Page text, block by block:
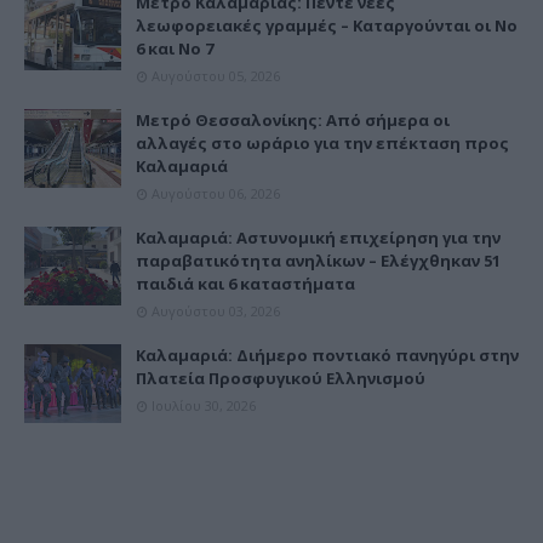
λεωφορειακές γραμμές – Καταργούνται οι Νο
6 και Νο 7
Μετρό Θεσσαλονίκης: Από σήμερα οι
αλλαγές στο ωράριο για την επέκταση προς
Καλαμαριά
Καλαμαριά: Αστυνομική επιχείρηση για την
παραβατικότητα ανηλίκων – Ελέγχθηκαν 51
παιδιά και 6 καταστήματα
Καλαμαριά: Διήμερο ποντιακό πανηγύρι στην
Πλατεία Προσφυγικού Ελληνισμού